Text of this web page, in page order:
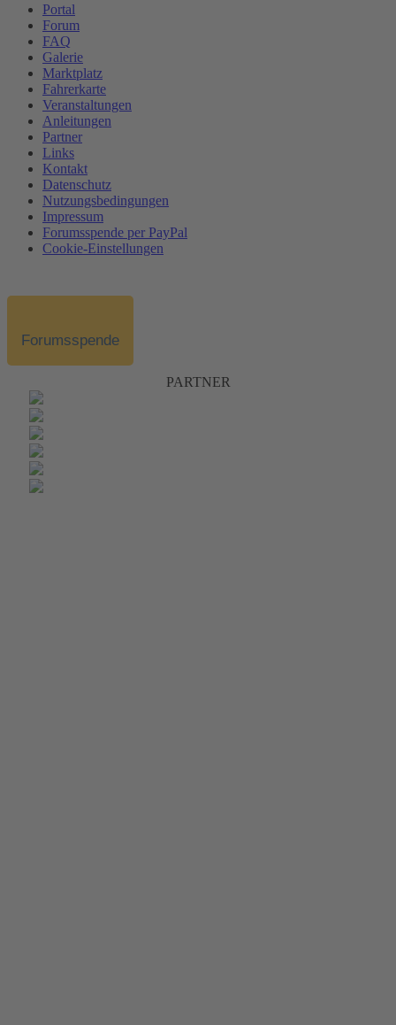
Portal
Forum
FAQ
Galerie
Marktplatz
Fahrerkarte
Veranstaltungen
Anleitungen
Partner
Links
Kontakt
Datenschutz
Nutzungsbedingungen
Impressum
Forumsspende per PayPal
Cookie-Einstellungen
Forumsspende
PARTNER